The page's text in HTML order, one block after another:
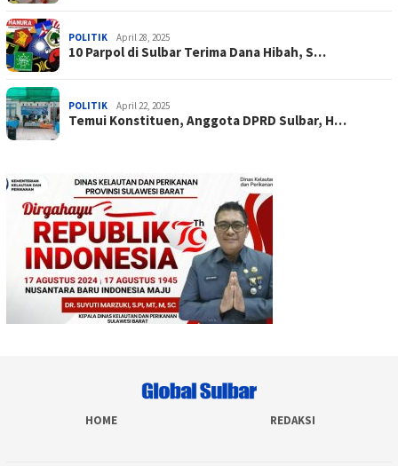
POLITIK April 28, 2025
10 Parpol di Sulbar Terima Dana Hibah, S…
POLITIK April 22, 2025
Temui Konstituen, Anggota DPRD Sulbar, H…
HOME REDAKSI